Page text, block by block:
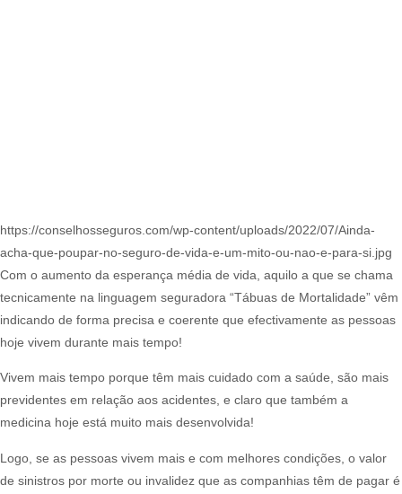
https://conselhosseguros.com/wp-content/uploads/2022/07/Ainda-
acha-que-poupar-no-seguro-de-vida-e-um-mito-ou-nao-e-para-si.jpg
Com o aumento da esperança média de vida, aquilo a que se chama
tecnicamente na linguagem seguradora “Tábuas de Mortalidade” vêm
indicando de forma precisa e coerente que efectivamente as pessoas
hoje vivem durante mais tempo!​
Vivem mais tempo porque têm mais cuidado com a saúde, são mais
previdentes em relação aos acidentes, e claro que também a
medicina hoje está muito mais desenvolvida!​
Logo, se as pessoas vivem mais e com melhores condições, o valor
de sinistros por morte ou invalidez que as companhias têm de pagar é